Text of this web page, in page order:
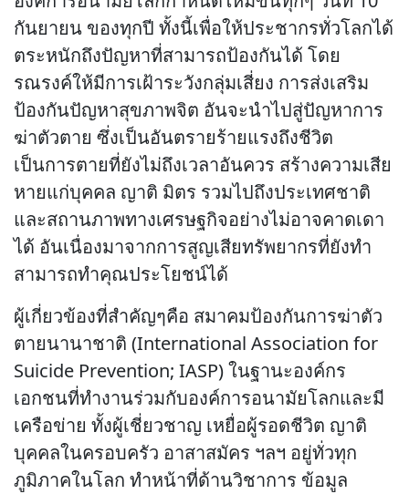
กันยายน ของทุกปี ทั้งนี้เพื่อให้ประชากรทั่วโลกได้
ตระหนักถึงปัญหาที่สามารถป้องกันได้ โดย
รณรงค์ให้มีการเฝ้าระวังกลุ่มเสี่ยง การส่งเสริม
ป้องกันปัญหาสุขภาพจิต อันจะนำไปสู่ปัญหาการ
ฆ่าตัวตาย ซึ่งเป็นอันตรายร้ายแรงถึงชีวิต
เป็นการตายที่ยังไม่ถึงเวลาอันควร สร้างความเสีย
หายแก่บุคคล ญาติ มิตร รวมไปถึงประเทศชาติ
และสถานภาพทางเศรษฐกิจอย่างไม่อาจคาดเดา
ได้ อันเนื่องมาจากการสูญเสียทรัพยากรที่ยังทำ
สามารถทำคุณประโยชน์ได้
ผู้เกี่ยวข้องที่สำคัญๆคือ สมาคมป้องกันการฆ่าตัว
ตายนานาชาติ (International Association for
Suicide Prevention; IASP) ในฐานะองค์กร
เอกชนที่ทำงานร่วมกับองค์การอนามัยโลกและมี
เครือข่าย ทั้งผู้เชี่ยวชาญ เหยื่อผู้รอดชีวิต ญาติ
บุคคลในครอบครัว อาสาสมัคร ฯลฯ อยู่ทั่วทุก
ภูมิภาคในโลก ทำหน้าที่ด้านวิชาการ ข้อมูล